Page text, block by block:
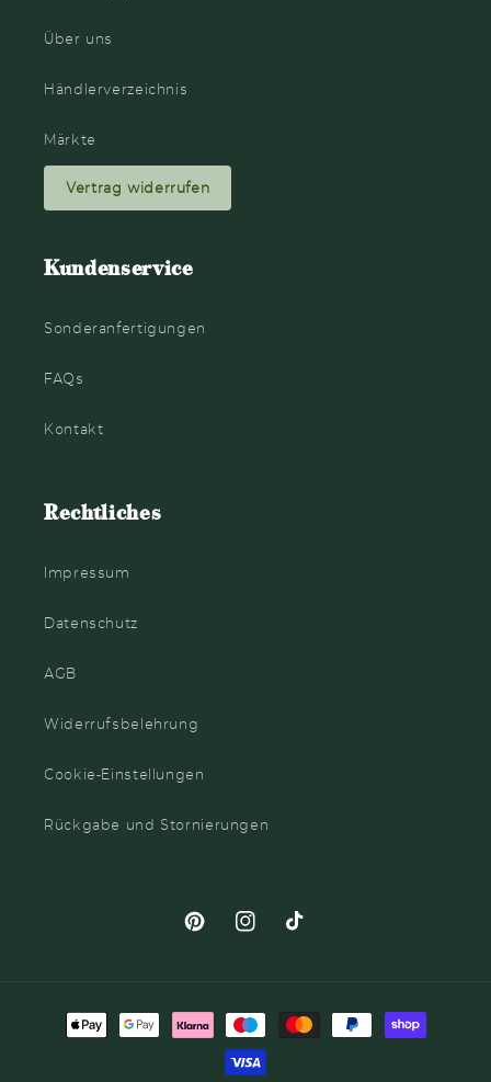
Über uns
Händlerverzeichnis
Märkte
Vertrag widerrufen
Kundenservice
Sonderanfertigungen
FAQs
Kontakt
Rechtliches
Impressum
Datenschutz
AGB
Widerrufsbelehrung
Cookie-Einstellungen
Rückgabe und Stornierungen
PinterestInstagramTikTok
Zahlungsmethoden